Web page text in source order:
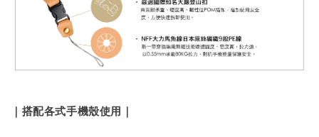
｜搭配各式手機殼使用｜